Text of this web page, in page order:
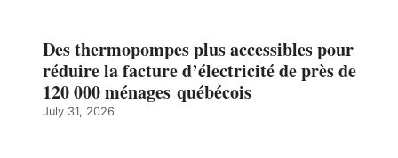
Des thermopompes plus accessibles pour
réduire la facture d’électricité de près de
120 000 ménages québécois
July 31, 2026